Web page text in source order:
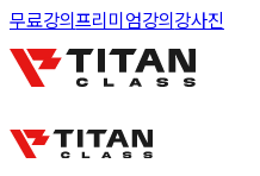
무료강의프리미엄강의 강사진